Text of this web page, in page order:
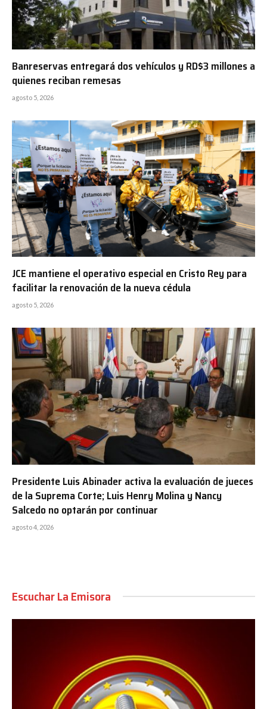
Banreservas entregará dos vehículos y RD$3 millones a
quienes reciban remesas
agosto 5, 2026
JCE mantiene el operativo especial en Cristo Rey para
facilitar la renovación de la nueva cédula
agosto 5, 2026
Presidente Luis Abinader activa la evaluación de jueces
de la Suprema Corte; Luis Henry Molina y Nancy
Salcedo no optarán por continuar
agosto 4, 2026
Escuchar La Emisora